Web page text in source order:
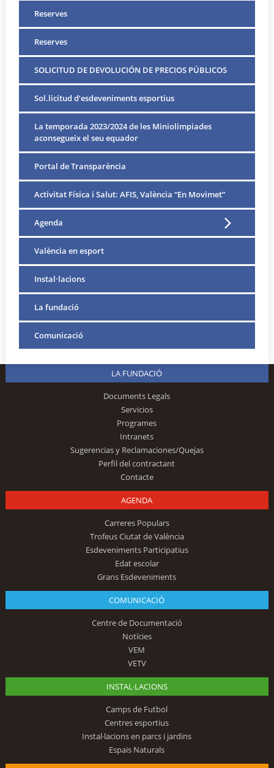
Reserves
Reserves
SOLICITUD DE DEVOLUCIÓN DE PRECIOS PÚBLICOS
Sol.licitud d’esdeveniments esportius
La temporada 2023/2024 de les Miniolimpiades
aconsegueix el seu equador
Portal de Transparència
Activitat Física i Salut: AFIS, València “En Movimet”
Agenda
València en esport
Instal·lacions
La fundació
Comunicació
LA FUNDACIÓ
Documents Legals
Servicios
Programes
Intranets
Sugerencias y Reclamaciones/Quejas
Perfil del contractant
Contacte
AGENDA
Carreres Populars
Trofeus Ciutat de València
Esdeveniments Participatius
Edat escolar
Grans Esdeveniments
COMUNICACIÓ
Centre de Documentació
Notícies
VEM
VETV
INSTAL·LACIONS
Camps de Futbol
Centres esportius
Instal·lacions en parcs i jardins
Espais Naturals